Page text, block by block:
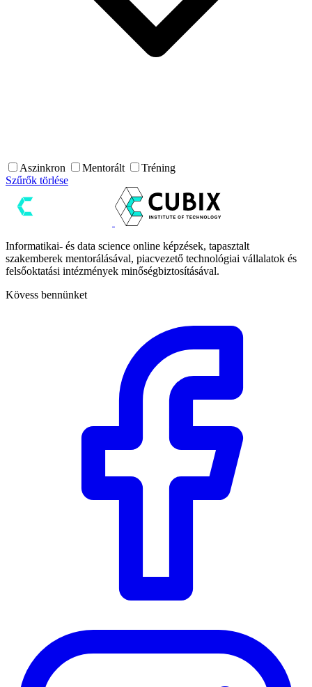
Aszinkron Mentorált
Tréning
Szűrők törlése
Informatikai- és data science online képzések, tapasztalt
szakemberek mentorálásával, piacvezető technológiai vállalatok és
felsőoktatási intézmények minőségbiztosításával.
Kövess bennünket